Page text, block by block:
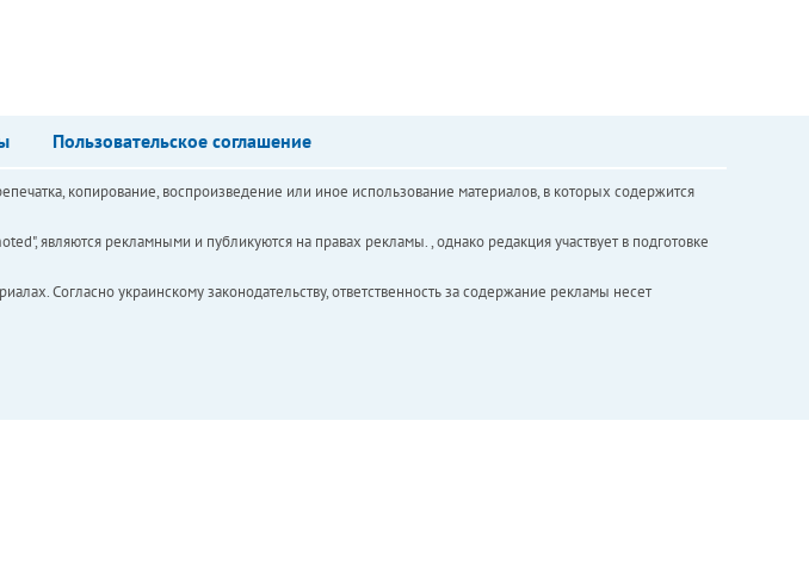
Пользовательское соглашение
копирование, воспроизведение или иное использование материалов, в которых содержится
являются рекламными и публикуются на правах рекламы. , однако редакция участвует в подготовке
Согласно украинскому законодательству, ответственность за содержание рекламы несет